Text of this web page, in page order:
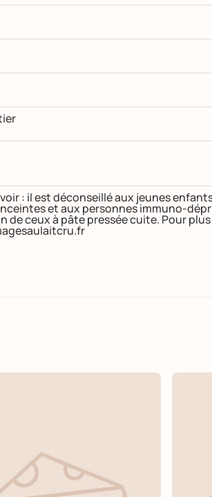
: il est déconseillé aux jeunes
et aux personnes immuno-
de ceux à pâte pressée cuite. Pour